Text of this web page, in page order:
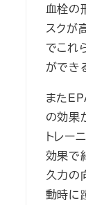
血栓の
スクが
でこれ
ができ
また
の効果
トレー
効果で
久力の
動時に